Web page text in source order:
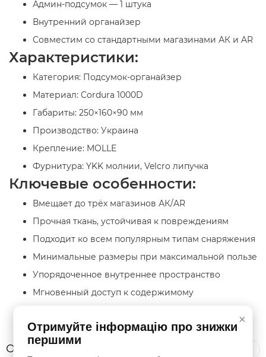
Админ-подсумок — 1 штука
Внутренний органайзер
Совместим со стандартными магазинами АК и AR
Характеристики:
Категория: Подсумок-органайзер
Материал: Cordura 1000D
Габариты: 250×160×90 мм
Производство: Украина
Крепление: MOLLE
Фурнитура: YKK молнии, Velcro липучка
Ключевые особенности:
Вмещает до трёх магазинов АК/AR
Прочная ткань, устойчивая к повреждениям
Подходит ко всем популярным типам снаряжения
Минимальные размеры при максимальной пользе
Упорядоченное внутреннее пространство
Мгновенный доступ к содержимому
Отзывы
×
Отримуйте інформацію про знижки
першими